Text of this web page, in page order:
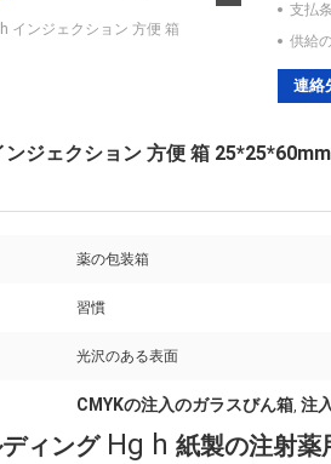
インジェクション 方便 箱
支払
供給
連絡
ンジェクション 方便 箱 25*25*60mm
薬の包装箱
習慣
光沢のある表面
CMYKの注入のガラスびん箱, 注
ィング Hg h 紙製の注射薬